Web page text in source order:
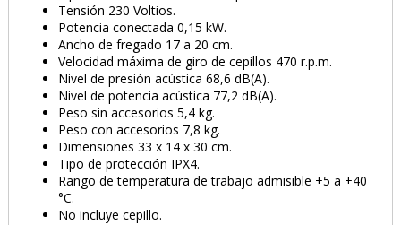
Tensión 230 Voltios.
Potencia conectada 0,15 kW.
Ancho de fregado 17 a 20 cm.
Velocidad máxima de giro de cepillos 470 r.p.m.
Nivel de presión acústica 68,6 dB(A).
Nivel de potencia acústica 77,2 dB(A).
Peso sin accesorios 5,4 kg.
Peso con accesorios 7,8 kg.
Dimensiones 33 x 14 x 30 cm.
Tipo de protección IPX4.
Rango de temperatura de trabajo admisible +5 a +40
°C.
No incluye cepillo.